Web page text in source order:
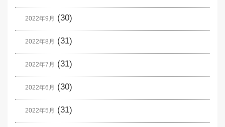
2022年9月 (30)
2022年8月 (31)
2022年7月 (31)
2022年6月 (30)
2022年5月 (31)